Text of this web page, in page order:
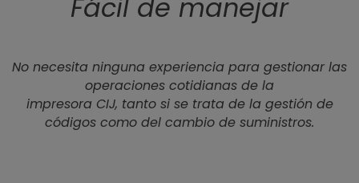
Fácil de manejar
No necesita ninguna experiencia para gestionar las
operaciones cotidianas de la
impresora CIJ, tanto si se trata de la gestión de
códigos como del cambio de suministros.